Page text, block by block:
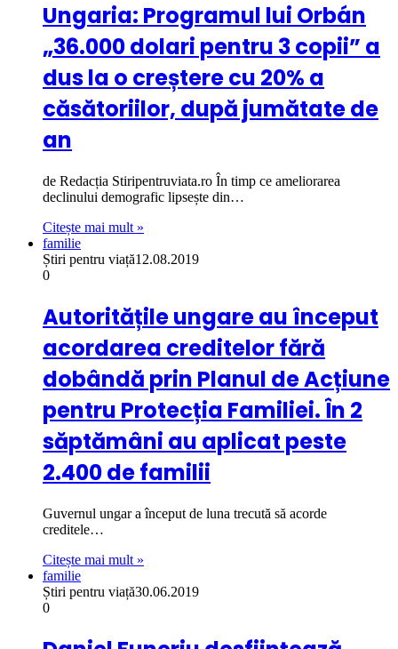
Ungaria: Programul lui Orbán
„36.000 dolari pentru 3 copii” a
dus la o creștere cu 20% a
căsătoriilor, după jumătate de
an
de Redacția Stiripentruviata.ro În timp ce ameliorarea
declinului demografic lipsește din…
Citește mai mult »
familie
Știri pentru viață12.08.2019
0
Autoritățile ungare au început
acordarea creditelor fără
dobândă prin Planul de Acțiune
pentru Protecția Familiei. În 2
săptămâni au aplicat peste
2.400 de familii
Guvernul ungar a început de luna trecută să acorde
creditele…
Citește mai mult »
familie
Știri pentru viață30.06.2019
0